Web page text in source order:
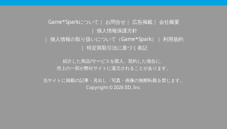
Game*Sparkについて お問合せ 広告掲載
会社概要
個人情報保護方針
個人情報の取り扱いについて（Game*Spark）
利用規約
特定商取引法に基づく表記
紹介した商品/サービスを購入、契約した場合に、
売上の一部が弊社サイトに還元されることがあります。
当サイトに掲載の記事・見出し・写真・画像の無断転載を禁じます。
Copyright © 2026 IID, Inc.